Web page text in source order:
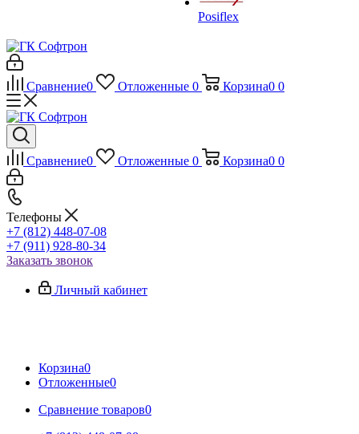
Posiflex
Сравнение0 Отложенные 0 Корзина0 0
Сравнение0 Отложенные 0 Корзина0 0
Телефоны
+7 (812) 448-07-08
+7 (911) 928-80-34
Заказать звонок
Личный кабинет
Корзина0
Отложенные0
Сравнение товаров0